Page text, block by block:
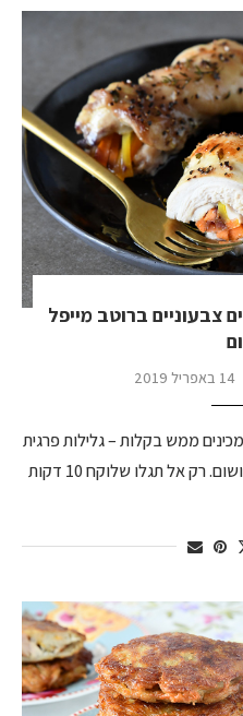
צבעוניים ברוטב מייפל
14 באפריל 2019
ממש בקלות – גלילות פרגית
במילוי גזרים צבעוניים ברוטב מייפל ושום. רק אל תגלו שלוקח 10 דקות